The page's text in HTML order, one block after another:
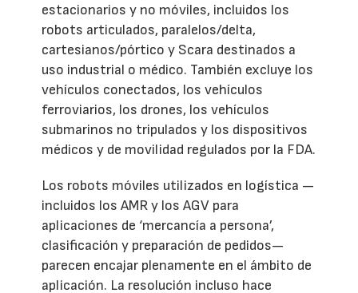
estacionarios y no móviles, incluidos los
robots articulados, paralelos/delta,
cartesianos/pórtico y Scara destinados a
uso industrial o médico. También excluye los
vehículos conectados, los vehículos
ferroviarios, los drones, los vehículos
submarinos no tripulados y los dispositivos
médicos y de movilidad regulados por la FDA.
Los robots móviles utilizados en logística —
incluidos los AMR y los AGV para
aplicaciones de ‘mercancía a persona’,
clasificación y preparación de pedidos—
parecen encajar plenamente en el ámbito de
aplicación. La resolución incluso hace